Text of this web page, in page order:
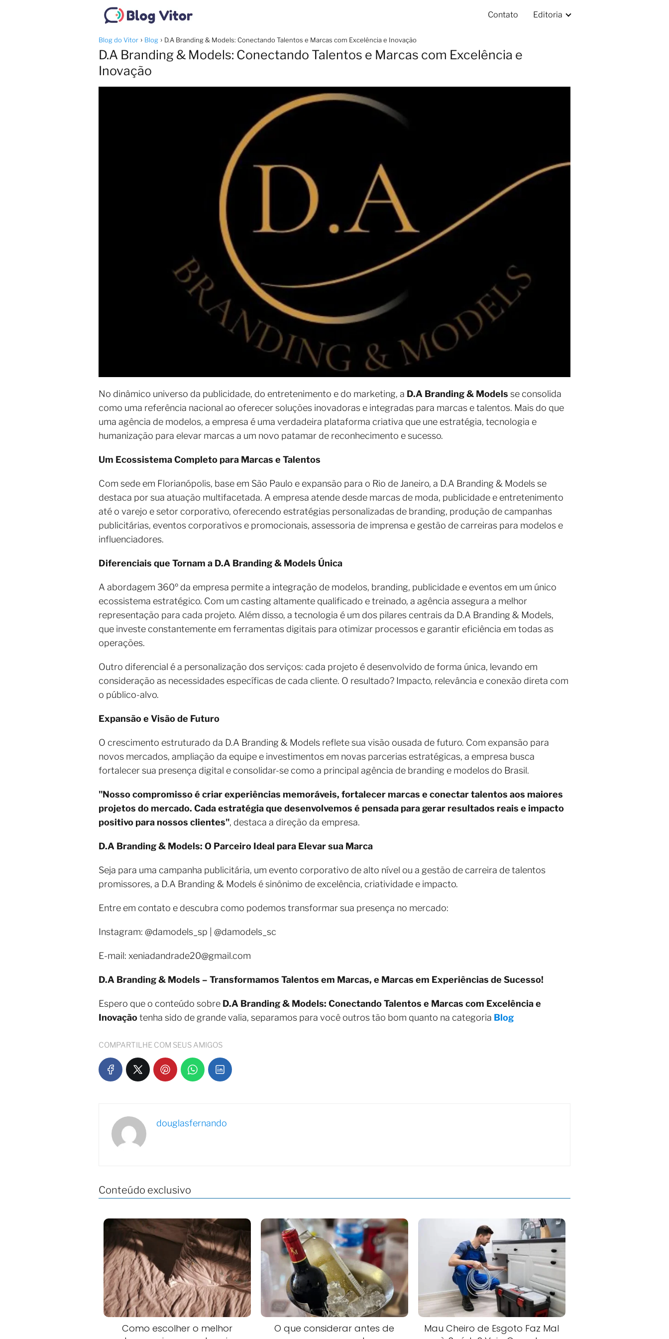
Contato Editoria
Blog do Vitor Blog D.A Branding & Models: Conectando Talentos e Marcas com Excelência e Inovação
D.A Branding & Models: Conectando Talentos e Marcas com Excelência e
Inovação
No dinâmico universo da publicidade, do entretenimento e do marketing, a D.A Branding & Models se consolida
como uma referência nacional ao oferecer soluções inovadoras e integradas para marcas e talentos. Mais do que
uma agência de modelos, a empresa é uma verdadeira plataforma criativa que une estratégia, tecnologia e
humanização para elevar marcas a um novo patamar de reconhecimento e sucesso.
Um Ecossistema Completo para Marcas e Talentos
Com sede em Florianópolis, base em São Paulo e expansão para o Rio de Janeiro, a D.A Branding & Models se
destaca por sua atuação multifacetada. A empresa atende desde marcas de moda, publicidade e entretenimento
até o varejo e setor corporativo, oferecendo estratégias personalizadas de branding, produção de campanhas
publicitárias, eventos corporativos e promocionais, assessoria de imprensa e gestão de carreiras para modelos e
influenciadores.
Diferenciais que Tornam a D.A Branding & Models Única
A abordagem 360º da empresa permite a integração de modelos, branding, publicidade e eventos em um único
ecossistema estratégico. Com um casting altamente qualificado e treinado, a agência assegura a melhor
representação para cada projeto. Além disso, a tecnologia é um dos pilares centrais da D.A Branding & Models,
que investe constantemente em ferramentas digitais para otimizar processos e garantir eficiência em todas as
operações.
Outro diferencial é a personalização dos serviços: cada projeto é desenvolvido de forma única, levando em
consideração as necessidades específicas de cada cliente. O resultado? Impacto, relevância e conexão direta com
o público-alvo.
Expansão e Visão de Futuro
O crescimento estruturado da D.A Branding & Models reflete sua visão ousada de futuro. Com expansão para
novos mercados, ampliação da equipe e investimentos em novas parcerias estratégicas, a empresa busca
fortalecer sua presença digital e consolidar-se como a principal agência de branding e modelos do Brasil.
"Nosso compromisso é criar experiências memoráveis, fortalecer marcas e conectar talentos aos maiores
projetos do mercado. Cada estratégia que desenvolvemos é pensada para gerar resultados reais e impacto
positivo para nossos clientes", destaca a direção da empresa.
D.A Branding & Models: O Parceiro Ideal para Elevar sua Marca
Seja para uma campanha publicitária, um evento corporativo de alto nível ou a gestão de carreira de talentos
promissores, a D.A Branding & Models é sinônimo de excelência, criatividade e impacto.
Entre em contato e descubra como podemos transformar sua presença no mercado:
Instagram: @damodels_sp | @damodels_sc
E-mail: xeniadandrade20@gmail.com
D.A Branding & Models – Transformamos Talentos em Marcas, e Marcas em Experiências de Sucesso!
Espero que o conteúdo sobre D.A Branding & Models: Conectando Talentos e Marcas com Excelência e
Inovaçãotenha sido de grande valia, separamos para você outros tão bom quanto na categoria Blog
COMPARTILHE COM SEUS AMIGOS
douglasfernando
Conteúdo exclusivo
Como escolher o melhor
O que considerar antes de
Mau Cheiro de Esgoto Faz Mal